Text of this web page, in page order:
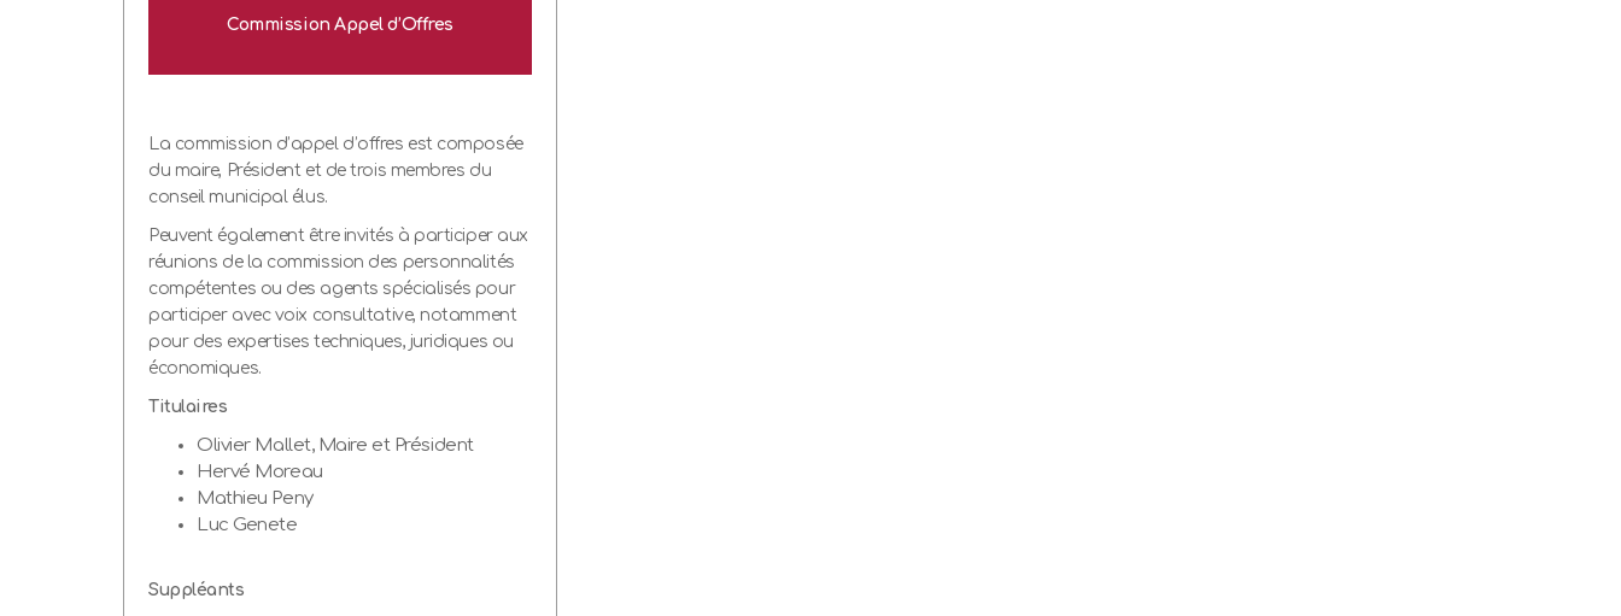
Commission Appel d’Offres
La commission d’appel d’offres est composée
du maire, Président et de trois membres du
conseil municipal élus.
Peuvent également être invités à participer aux
réunions de la commission des personnalités
compétentes ou des agents spécialisés pour
participer avec voix consultative, notamment
pour des expertises techniques, juridiques ou
économiques.
Titulaires
Olivier Mallet, Maire et Président
Hervé Moreau
Mathieu Peny
Luc Genete
Suppléants